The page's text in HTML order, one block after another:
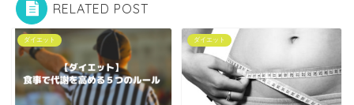
RELATED POST
ダイエット ダイエット